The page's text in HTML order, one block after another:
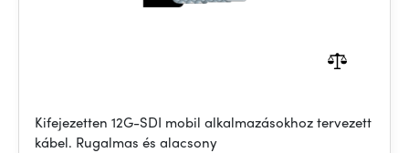
Kifejezetten 12G-SDI mobil alkalmazásokhoz tervezett
kábel. Rugalmas és alacsony